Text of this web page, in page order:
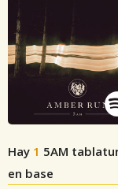
Hay 1 5AM
en base